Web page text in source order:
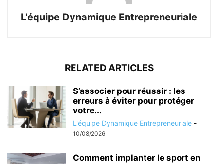
L'équipe Dynamique Entrepreneuriale
RELATED ARTICLES
S’associer pour réussir : les
erreurs à éviter pour protéger
votre...
L'équipe Dynamique Entrepreneuriale -
10/08/2026
Comment implanter le sport en